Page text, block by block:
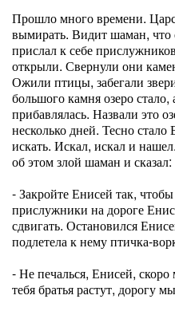
Прошло много времени.
вымирать. Видит шаман, что
прислал к себе
открыли. Свернули они
Ожили птицы, забегали
большого камня озеро стало,
прибавлялась. Назвали это
несколько дней. Тесно
искать. Искал, искал и
об этом злой шаман и сказал:
- Закройте Енисей так,
прислужники на дороге
сдвигать. Остановился
подлетела к нему птичка-
- Не печалься, Енисей,
тебя братья растут, дорогу